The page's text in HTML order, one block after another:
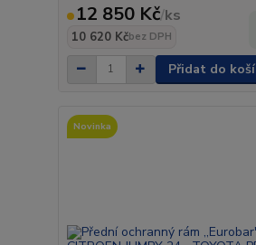
12 850 Kč/ks
10 620 Kčbez DPH
Přidat do
Novinka